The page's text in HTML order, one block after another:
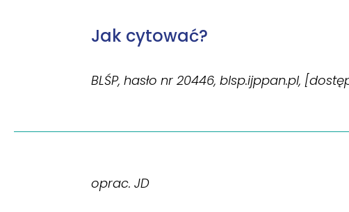
Jak cytować?
BLŚP, hasło nr 20446, blsp.ijppan.pl,
oprac. JD